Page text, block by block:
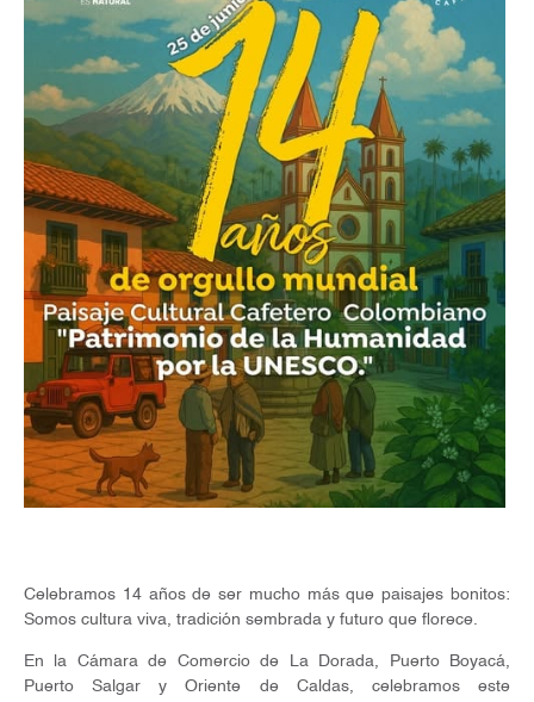
Celebramos 14 años de ser mucho más que paisajes bonitos:
Somos cultura viva, tradición sembrada y futuro que florece.
En la Cámara de Comercio de La Dorada, Puerto Boyacá,
Puerto Salgar y Oriente de Caldas, celebramos este